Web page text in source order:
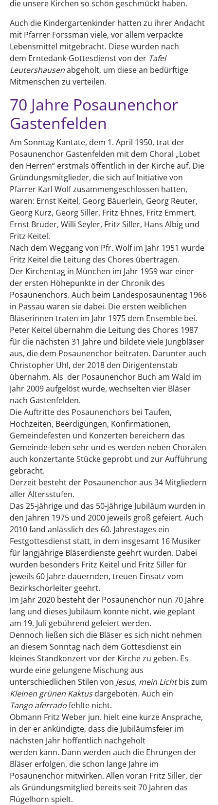
die unsere Kirchen so schön geschmückt haben.
Auch die Kindergartenkinder hatten zu ihrer Andacht
mit Pfarrer Forssman viele, vor allem verpackte
Lebensmittel mitgebracht. Diese wurden nach
dem Erntedank-Gottesdienst von der Tafel
Leutershausenabgeholt, um diese an bedürftige
Mitmenschen zu verteilen.
70 Jahre Posaunenchor
Gastenfelden
Am Sonntag Kantate, dem 1. April 1950, trat der
Posaunenchor Gastenfelden mit dem Choral „Lobet
den Herren“ erstmals öffentlich in der Kirche auf. Die
Gründungsmitglieder, die sich auf Initiative von
Pfarrer Karl Wolf zusammengeschlossen hatten,
waren: Ernst Keitel, Georg Bäuerlein, Georg Reuter,
Georg Kurz, Georg Siller, Fritz Ehnes, Fritz Emmert,
Ernst Bruder, Willi Seyler, Fritz Siller, Hans Albig und
Fritz Keitel.
Nach dem Weggang von Pfr. Wolf im Jahr 1951 wurde
Fritz Keitel die Leitung des Chores übertragen.
Der Kirchentag in München im Jahr 1959 war einer
der ersten Höhepunkte in der Chronik des
Posaunenchors. Auch beim Landesposaunentag 1966
in Passau waren sie dabei. Die ersten weiblichen
Bläserinnen traten im Jahr 1975 dem Ensemble bei.
Peter Keitel übernahm die Leitung des Chores 1987
für die nächsten 31 Jahre und bildete viele Jungbläser
aus, die dem Posaunenchor beitraten. Darunter auch
Christopher Uhl, der 2018 den Dirigentenstab
übernahm. Als der Posaunenchor Buch am Wald im
Jahr 2009 aufgelöst wurde, wechselten vier Bläser
nach Gastenfelden.
Die Auftritte des Posaunenchors bei Taufen,
Hochzeiten, Beerdigungen, Konfirmationen,
Gemeindefesten und Konzerten bereichern das
Gemeinde-leben sehr und es werden neben Chorälen
auch konzertante Stücke geprobt und zur Aufführung
gebracht.
Derzeit besteht der Posaunenchor aus 34 Mitgliedern
aller Altersstufen.
Das 25-jährige und das 50-jährige Jubiläum wurden in
den Jahren 1975 und 2000 jeweils groß gefeiert. Auch
2010 fand anlässlich des 60. Jahrestages ein
Festgottesdienst statt, in dem insgesamt 16 Musiker
für langjährige Bläserdienste geehrt wurden. Dabei
wurden besonders Fritz Keitel und Fritz Siller für
jeweils 60 Jahre dauernden, treuen Einsatz vom
Bezirkschorleiter geehrt.
Im Jahr 2020 besteht der Posaunenchor nun 70 Jahre
lang und dieses Jubiläum konnte nicht, wie geplant
am 19. Juli gebührend gefeiert werden.
Dennoch ließen sich die Bläser es sich nicht nehmen
an diesem Sonntag nach dem Gottesdienst ein
kleines Standkonzert vor der Kirche zu geben. Es
wurde eine gelungene Mischung aus
unterschiedlichen Stilen von Jesus, mein Lichtbis zum
Kleinen grünen Kaktusdargeboten. Auch ein
Tango aferradofehlte nicht.
Obmann Fritz Weber jun. hielt eine kurze Ansprache,
in der er ankündigte, dass die Jubiläumsfeier im
nächsten Jahr hoffentlich nachgeholt
werden kann. Dann werden auch die Ehrungen der
Bläser erfolgen, die schon lange Jahre im
Posaunenchor mitwirken. Allen voran Fritz Siller, der
als Gründungsmitglied bereits seit 70 Jahren das
Flügelhorn spielt.